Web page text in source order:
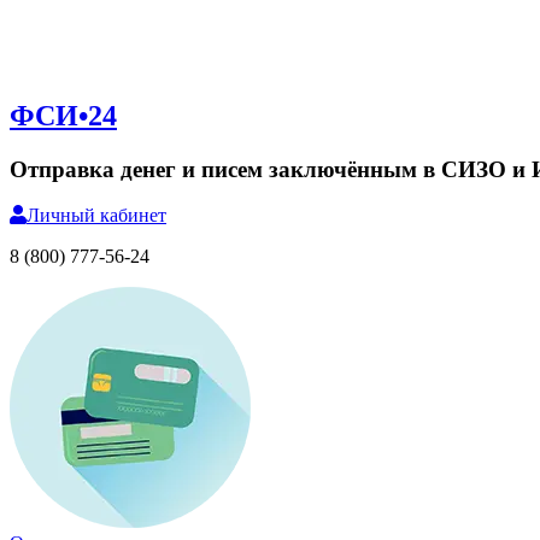
ФСИ•24
Отправка денег и писем заключённым в СИЗО и
Личный кабинет
8 (800) 777-56-24